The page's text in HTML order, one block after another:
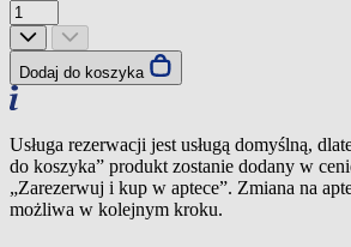
Dodaj do koszyka
Usługa rezerwacji jest usługą domyślną,
do koszyka” produkt zostanie dodany w
„Zarezerwuj i kup w aptece”. Zmiana na
możliwa w kolejnym kroku.